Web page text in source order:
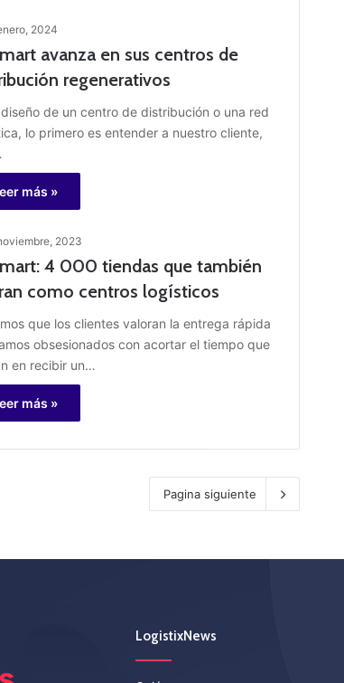
2024
avanza en sus centros de
regenerativos
diseño de un centro de distribución o una red
lo primero es entender a nuestro cliente,
más »
2023
4 000 tiendas que también
como centros logísticos
que los clientes valoran la entrega rápida
obsesionados con acortar el tiempo que
en recibir un…
más »
Pagina siguiente
LogistixNews